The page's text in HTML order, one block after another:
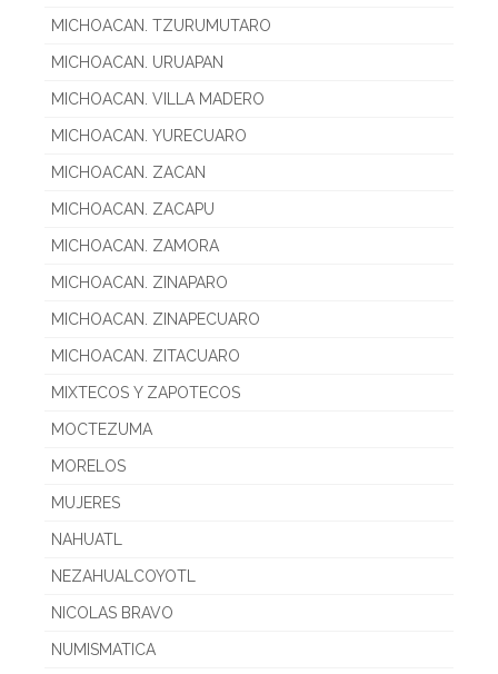
MICHOACAN. TZURUMUTARO
MICHOACAN. URUAPAN
MICHOACAN. VILLA MADERO
MICHOACAN. YURECUARO
MICHOACAN. ZACAN
MICHOACAN. ZACAPU
MICHOACAN. ZAMORA
MICHOACAN. ZINAPARO
MICHOACAN. ZINAPECUARO
MICHOACAN. ZITACUARO
MIXTECOS Y ZAPOTECOS
MOCTEZUMA
MORELOS
MUJERES
NAHUATL
NEZAHUALCOYOTL
NICOLAS BRAVO
NUMISMATICA